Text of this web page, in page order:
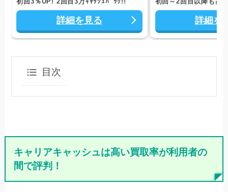
詳細を見る 詳細を
目次
キャリアキャッシュは高い買取率が利用者の
間で評判！